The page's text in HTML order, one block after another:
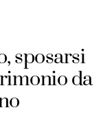
sposarsi
da